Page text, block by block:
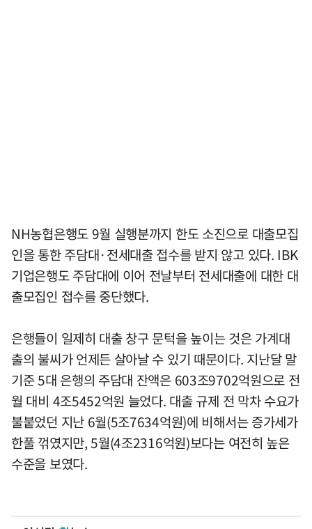
NH농협은행도 9월 실행분까지 한도 소진으로 대출모집
인을 통한 주담대·전세대출 접수를 받지 않고 있다. IBK
기업은행도 주담대에 이어 전날부터 전세대출에 대한 대
출모집인 접수를 중단했다.
은행들이 일제히 대출 창구 문턱을 높이는 것은 가계대
출의 불씨가 언제든 살아날 수 있기 때문이다. 지난달 말
기준 5대 은행의 주담대 잔액은 603조9702억원으로 전
월 대비 4조5452억원 늘었다. 대출 규제 전 막차 수요가
불붙었던 지난 6월(5조7634억원)에 비해서는 증가세가
한풀 꺾였지만, 5월(4조2316억원)보다는 여전히 높은
수준을 보였다.